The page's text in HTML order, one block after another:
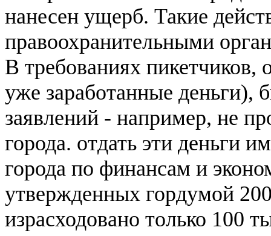
нанесен ущерб. Такие
правоохранительными
В требованиях пикетчиков,
уже заработанные деньги),
заявлений - например, не
города. отдать эти деньги
города по финансам и
утвержденных гордумой
израсходовано только 100